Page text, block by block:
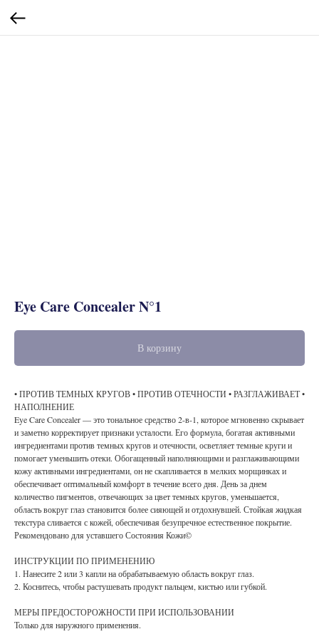
Eye Care Concealer N°1
В корзину
• ПРОТИВ ТЕМНЫХ КРУГОВ • ПРОТИВ ОТЕЧНОСТИ • РАЗГЛАЖИВАЕТ •
НАПОЛНЕНИЕ
Eye Care Concealer — это тональное средство 2-в-1, которое мгновенно скрывает
и заметно корректирует признаки усталости. Его формула, богатая активными
ингредиентами против темных кругов и отечности, осветляет темные круги и
помогает уменьшить отеки. Обогащенный наполняющими и разглаживающими
кожу активными ингредиентами, он не скапливается в мелких морщинках и
обеспечивает оптимальный комфорт в течение всего дня. День за днем ​​
количество пигментов, отвечающих за цвет темных кругов, уменьшается,
область вокруг глаз становится более сияющей и отдохнувшей. Стойкая жидкая
текстура сливается с кожей, обеспечивая безупречное естественное покрытие.
Рекомендовано для уставшего Состояния Кожи©
ИНСТРУКЦИИ ПО ПРИМЕНЕНИЮ
1. Нанесите 2 или 3 капли на обрабатываемую область вокруг глаз.
2. Коснитесь, чтобы растушевать продукт пальцем, кистью или губкой.
МЕРЫ ПРЕДОСТОРОЖНОСТИ ПРИ ИСПОЛЬЗОВАНИИ
Только для наружного применения.